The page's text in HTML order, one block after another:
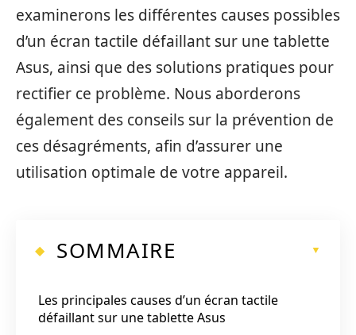
examinerons les différentes causes possibles
d’un écran tactile défaillant sur une tablette
Asus, ainsi que des solutions pratiques pour
rectifier ce problème. Nous aborderons
également des conseils sur la prévention de
ces désagréments, afin d’assurer une
utilisation optimale de votre appareil.
SOMMAIRE
Les principales causes d’un écran tactile
défaillant sur une tablette Asus